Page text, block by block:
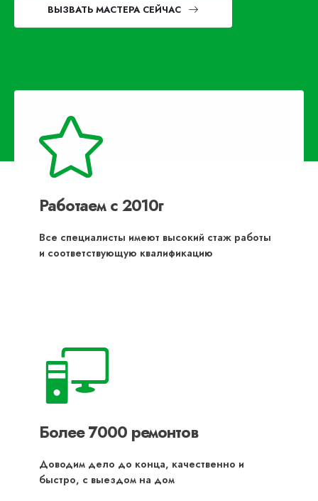
ВЫЗВАТЬ МАСТЕРА СЕЙЧАС
Работаем с 2010г
Все специалисты имеют высокий стаж работы
и соответствующую квалификацию
Более 7000 ремонтов
Доводим дело до конца, качественно и
быстро, с выездом на дом